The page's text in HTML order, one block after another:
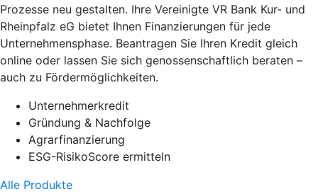
Prozesse neu gestalten. Ihre Vereinigte VR Bank Kur- und
Rheinpfalz eG bietet Ihnen Finanzierungen für jede
Unternehmensphase. Beantragen Sie Ihren Kredit gleich
online oder lassen Sie sich genossenschaftlich beraten –
auch zu Fördermöglichkeiten.
Unternehmerkredit
Gründung & Nachfolge
Agrarfinanzierung
ESG-RisikoScore ermitteln
Alle Produkte